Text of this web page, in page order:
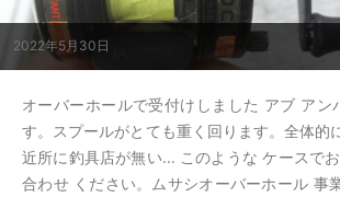
2022年5月30日
オーバーホールで受付けしました アブ アン
す。スプールがとても重く回ります。全体的
近所に釣具店が無い... このような ケースで
合わせ ください。ムサシオーバーホール 事